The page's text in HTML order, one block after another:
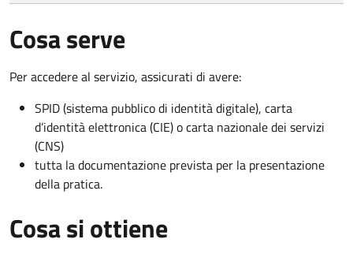
Cosa serve
Per accedere al servizio, assicurati di avere:
SPID (sistema pubblico di identità digitale), carta
d’identità elettronica (CIE) o carta nazionale dei servizi
(CNS)
tutta la documentazione prevista per la presentazione
della pratica.
Cosa si ottiene